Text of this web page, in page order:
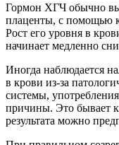
Гормон ХГЧ обычно
плаценты, с помощью
Рост его уровня в
начинает медленно
Иногда наблюдается
в крови из-за
системы,
причины. Это бывает
результата можно